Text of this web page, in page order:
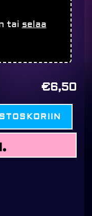
tai selaa
€6,50